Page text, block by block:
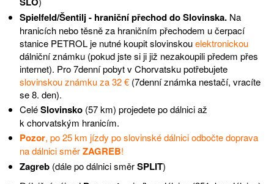
Spielfeld/Šentilj - hraniční přechod do Slovinska. Na
hranicích nebo těsně za hraničním přechodem u čerpací
stanice PETROL je nutné koupit slovinskouelektronickou
dálniční známku (pokud jste si ji již nezakoupili předem přes
internet). Pro 7denní pobyt v Chorvatsku potřebujete
slovinskou známku za 32 €(7denní známka nestačí, vracíte
se 8. den).
CeléSlovinsko(57 km) projedete po dálnici až
k chorvatským hranicím.
Pozor, po 25 km jízdy po slovinské dálnici odbočte doprava
na dálnici směrZAGREB!
Zagreb(dále po dálnici směrSPLIT)